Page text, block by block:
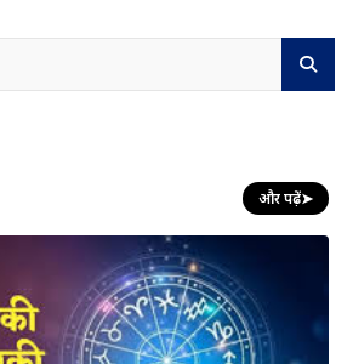
और पढ़ें➤